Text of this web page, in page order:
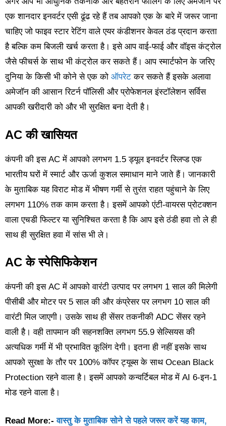
एक शानदार इनवर्टर एसी ढूंढ रहे हैं तब आपको एक के बारे में जरूर जाना
चाहिए जो फाइव स्टार रेटिंग वाले एयर कंडीशनर केवल ठंड प्रदान करता
है बल्कि कम बिजली खर्च करता है। इसे आप वाई-फाई और वॉइस कंट्रोल
जैसे फीचर्स के साथ भी कंट्रोल कर सकते हैं। आप स्मार्टफोन के जरिए
दुनिया के किसी भी कोने से एक को ऑपरेट कर सकते हैं इसके अलावा
अमेजॉन की आसान रिटर्न पॉलिसी और प्रोफेशनल इंस्टॉलेशन सर्विस
आपकी खरीदारी को और भी सुरक्षित बना देती है।
AC की खासियत
कंपनी की इस AC में आपको लगभग 1.5 ड्यूल इनवर्टर स्लिप्ड एक
भारतीय घरों में स्मार्ट और ऊर्जा कुशल समाधान माने जाते हैं। जानकारी
के मुताबिक यह विराट मोड में भीषण गर्मी से तुरंत राहत पहुंचाने के लिए
लगभग 110% तक काम करता है। इसमें आपको एंटी-वायरस प्रोटक्शन
वाला एचडी फिल्टर या सुनिश्चित करता है कि आप इसे ठंडी हवा तो ले ही
साथ ही सुरक्षित हवा में सांस भी ले।
AC के स्पेसिफिकेशन
कंपनी की इस AC में आपको वारंटी उत्पाद पर लगभग 1 साल की मिलेगी
पीसीबी और मोटर पर 5 साल की और कंप्रेसर पर लगभग 10 साल की
वारंटी मिल जाएगी। उसके साथ ही सेंसर तकनीकी ADC सेंसर रहने
वाली है। वही तापमान की सहनशक्ति लगभग 55.9 सेल्सियस की
अत्यधिक गर्मी में भी प्रभावित कूलिंग देगी। इतना ही नहीं इसके साथ
आपको सुरक्षा के तौर पर 100% कॉपर ट्यूब्स के साथ Ocean Black
Protection रहने वाला है। इसमें आपको कन्वर्टिबल मोड में AI 6-इन-1
मोड रहने वाला है।
Read More:-वास्तु के मुताबिक सोने से पहले जरूर करें यह काम,